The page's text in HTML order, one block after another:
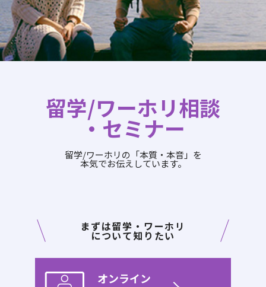
留学/ワーホリ相談
・セミナー
留学/ワーホリの「本質・本音」を
本気でお伝えしています。
まずは留学・ワーホリ
について知りたい
オンライン